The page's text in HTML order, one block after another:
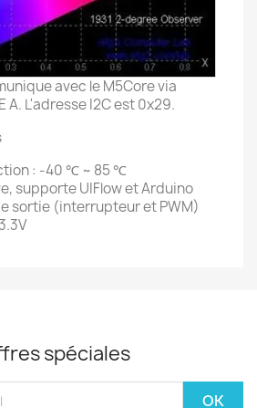
avec le M5Core via
A. L'adresse I2C est 0x29.
: -40 ℃ ~ 85 ℃
supporte UIFlow et Arduino
sortie (interrupteur et PWM)
spéciales